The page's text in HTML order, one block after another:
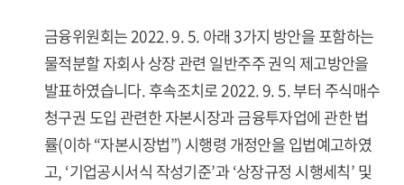
금융위원회는 2022. 9. 5. 아래 3가지 방안을 포함하는
물적분할 자회사 상장 관련 일반주주 권익 제고방안을
발표하였습니다. 후속조치로 2022. 9. 5. 부터 주식매수
청구권 도입 관련한 자본시장과 금융투자업에 관한 법
률(이하 “자본시장법”) 시행령 개정안을 입법예고하였
고, ‘기업공시서식 작성기준’과 ‘상장규정 시행세칙’ 및